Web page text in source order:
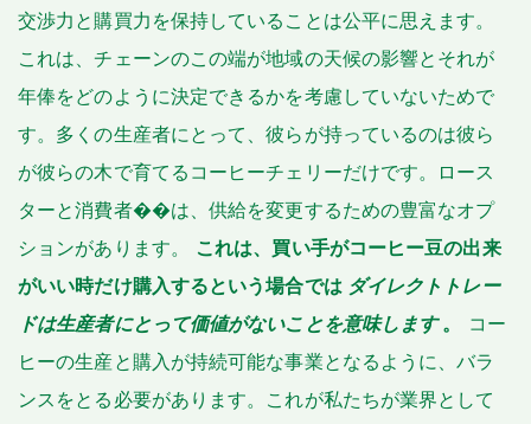
交渉力と購買力を保持していることは公平に思えます。
これは、チェーンのこの端が地域の天候の影響とそれが
年俸をどのように決定できるかを考慮していないためで
す。多くの生産者にとって、彼らが持っているのは彼ら
が彼らの木で育てるコーヒーチェリーだけです。ロース
ターと消費者��は、供給を変更するための豊富なオプ
ションがあります。 これは、買い手がコーヒー豆の出来
がいい時だけ購入するという場合では ダイレクトトレー
ドは生産者にとって価値がないことを意味します。
コー
ヒーの生産と購入が持続可能な事業となるように、バラ
ンスをとる必要があります。これが私たちが業界として